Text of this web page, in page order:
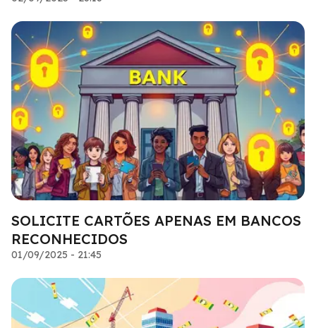
SOLICITE CARTÕES APENAS EM BANCOS
RECONHECIDOS
01/09/2025 - 21:45